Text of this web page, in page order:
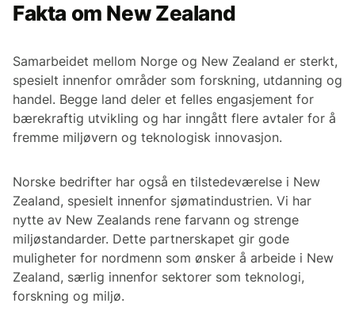
Fakta om New Zealand
Samarbeidet mellom Norge og New Zealand er sterkt,
spesielt innenfor områder som forskning, utdanning og
handel. Begge land deler et felles engasjement for
bærekraftig utvikling og har inngått flere avtaler for å
fremme miljøvern og teknologisk innovasjon.
Norske bedrifter har også en tilstedeværelse i New
Zealand, spesielt innenfor sjømatindustrien. Vi har
nytte av New Zealands rene farvann og strenge
miljøstandarder. Dette partnerskapet gir gode
muligheter for nordmenn som ønsker å arbeide i New
Zealand, særlig innenfor sektorer som teknologi,
forskning og miljø.